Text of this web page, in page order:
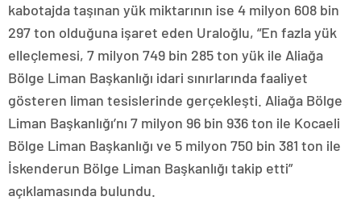
kabotajda taşınan yük miktarının ise 4 milyon 608 bin
297 ton olduğuna işaret eden Uraloğlu, “En fazla yük
elleçlemesi, 7 milyon 749 bin 285 ton yük ile Aliağa
Bölge Liman Başkanlığı idari sınırlarında faaliyet
gösteren liman tesislerinde gerçekleşti. Aliağa Bölge
Liman Başkanlığı’nı 7 milyon 96 bin 936 ton ile Kocaeli
Bölge Liman Başkanlığı ve 5 milyon 750 bin 381 ton ile
İskenderun Bölge Liman Başkanlığı takip etti”
açıklamasında bulundu.